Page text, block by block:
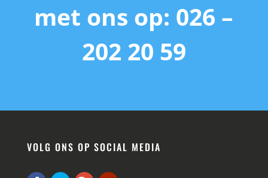
met ons op: 026 –
202 20 59
VOLG ONS OP SOCIAL MEDIA